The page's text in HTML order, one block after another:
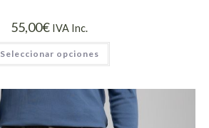
55,00€ IVA Inc.
Seleccionar opciones